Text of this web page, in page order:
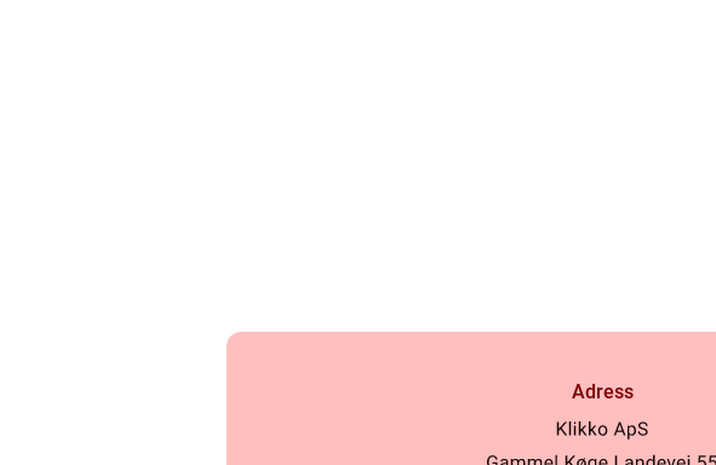
Adress